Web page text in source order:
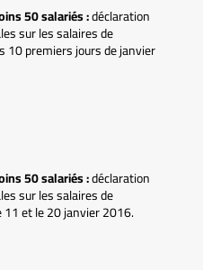
50 salariés :déclaration
sur les salaires de
10 premiers jours de janvier
50 salariés :déclaration
sur les salaires de
et le 20 janvier 2016.